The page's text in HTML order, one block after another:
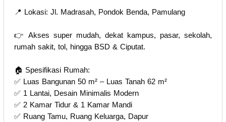
📍 Lokasi: Jl. Madrasah, Pondok Benda, Pamulang
👉 Akses super mudah, dekat kampus, pasar, sekolah,
rumah sakit, tol, hingga BSD & Ciputat.
🏠 Spesifikasi Rumah:
✅ Luas Bangunan 50 m² – Luas Tanah 62 m²
✅ 1 Lantai, Desain Minimalis Modern
✅ 2 Kamar Tidur & 1 Kamar Mandi
✅ Ruang Tamu, Ruang Keluarga, Dapur